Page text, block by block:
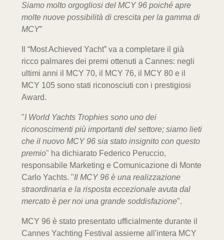
Siamo molto orgogliosi del MCY 96 poiché apre
molte nuove possibilità di crescita per la gamma di
MCY”
Il “Most Achieved Yacht” va a completare il già
ricco palmares dei premi ottenuti a Cannes: negli
ultimi anni il MCY 70, il MCY 76, il MCY 80 e il
MCY 105 sono stati riconosciuti con i prestigiosi
Award.
"I World Yachts Trophies sono uno dei
riconoscimenti più importanti del settore; siamo lieti
che il nuovo MCY 96 sia stato insignito con questo
premio" ha dichiarato Federico Peruccio,
responsabile Marketing e Comunicazione di Monte
Carlo Yachts. "Il MCY 96 è una realizzazione
straordinaria e la risposta eccezionale avuta dal
mercato è per noi una grande soddisfazione".
MCY 96 è stato presentato ufficialmente durante il
Cannes Yachting Festival assieme all'intera MCY